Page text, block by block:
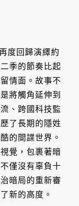
度回歸演繹約
季的節奏比起
情面。故事不
將觸角延伸到
、跨國科技監
了長期的隱姓
的間諜世界。
覺，包裹著暗
僅沒有辜負十
暗局的重新審
新的高度。